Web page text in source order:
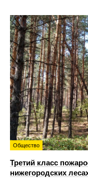
Общество
Третий класс
нижегородских